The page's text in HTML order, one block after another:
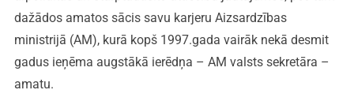
dažādos amatos sācis savu karjeru Aizsardzības
ministrijā (AM), kurā kopš 1997.gada vairāk nekā desmit
gadus ieņēma augstākā ierēdņa – AM valsts sekretāra –
amatu.